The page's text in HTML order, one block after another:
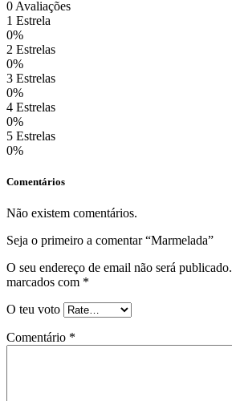
0 Avaliações
1 Estrela
0%
2 Estrelas
0%
3 Estrelas
0%
4 Estrelas
0%
5 Estrelas
0%
Comentários
Não existem comentários.
Seja o primeiro a comentar “Marmelada”
O seu endereço de email não será publicado.
marcados com *
O teu voto
Comentário *